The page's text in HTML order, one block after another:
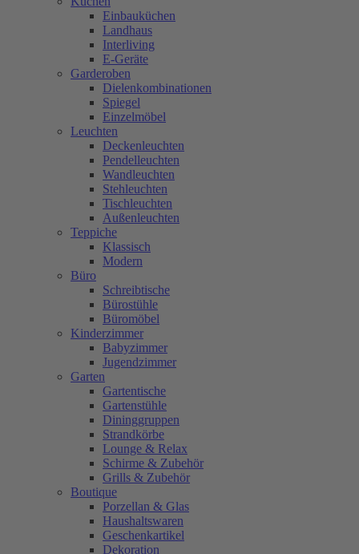
Einbauküchen
Landhaus
Interliving
E-Geräte
Garderoben
Dielenkombinationen
Spiegel
Einzelmöbel
Leuchten
Deckenleuchten
Pendelleuchten
Wandleuchten
Stehleuchten
Tischleuchten
Außenleuchten
Teppiche
Klassisch
Modern
Büro
Schreibtische
Bürostühle
Büromöbel
Kinderzimmer
Babyzimmer
Jugendzimmer
Garten
Gartentische
Gartenstühle
Dininggruppen
Strandkörbe
Lounge & Relax
Schirme & Zubehör
Grills & Zubehör
Boutique
Porzellan & Glas
Haushaltswaren
Geschenkartikel
Dekoration